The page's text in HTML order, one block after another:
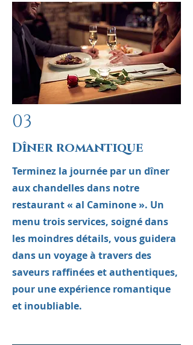
03
Dîner romantique
Terminez la journée par un dîner
aux chandelles dans notre
restaurant « al Caminone ». Un
menu trois services, soigné dans
les moindres détails, vous guidera
dans un voyage à travers des
saveurs raffinées et authentiques,
pour une expérience romantique
et inoubliable.